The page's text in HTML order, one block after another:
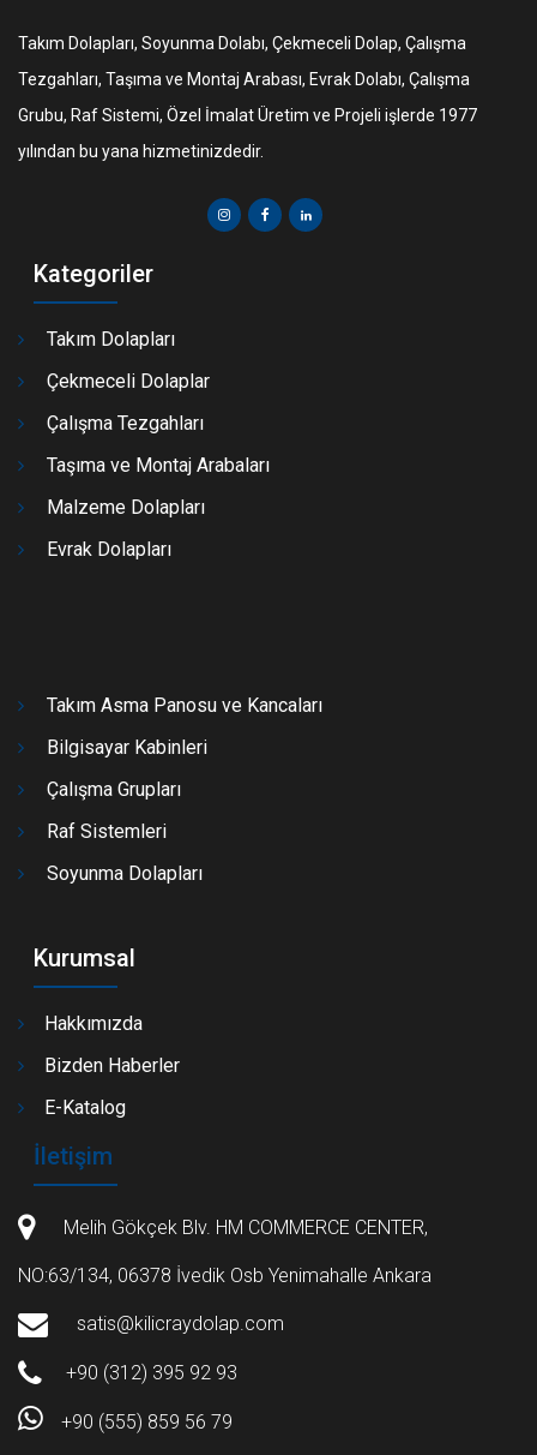
Takım Dolapları, Soyunma Dolabı, Çekmeceli Dolap, Çalışma
Tezgahları, Taşıma ve Montaj Arabası, Evrak Dolabı, Çalışma
Grubu, Raf Sistemi, Özel İmalat Üretim ve Projeli işlerde 1977
yılından bu yana hizmetinizdedir.
Kategoriler
Takım Dolapları
Çekmeceli Dolaplar
Çalışma Tezgahları
Taşıma ve Montaj Arabaları
Malzeme Dolapları
Evrak Dolapları
Takım Asma Panosu ve Kancaları
Bilgisayar Kabinleri
Çalışma Grupları
Raf Sistemleri
Soyunma Dolapları
Kurumsal
Hakkımızda
Bizden Haberler
E-Katalog
İletişim
Melih Gökçek Blv. HM COMMERCE CENTER,
NO:63/134, 06378 İvedik Osb Yenimahalle Ankara
satis@kilicraydolap.com
+90 (312) 395 92 93
+90 (555) 859 56 79